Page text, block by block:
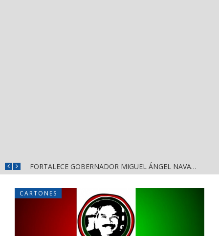
FORTALECE GOBERNADOR MIGUEL ÁNGEL NAVARRO LA COORDINACIÓN CON EL SECTOR EDUCATIVO EN NAYARIT
CARTONES